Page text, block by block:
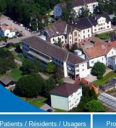
Patients / Résidents / Usagers